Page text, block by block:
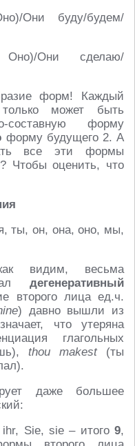
Они буду/будем/
Они сделаю/
форм! Каждый
может быть
составную форму
форму будущего 2. А
все эти формы
Чтобы оценить, что
ты, он, она, оно, мы,
видим, весьма
дегенеративный
второго лица ед.ч.
) давно вышли из
что утеряна
глагольных
thou makest(ты
даже большее
Sie, sie – итого 9,